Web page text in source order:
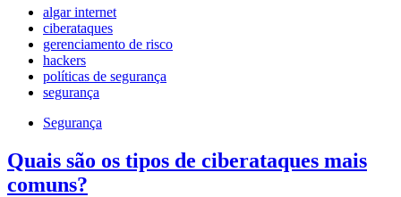
algar internet
ciberataques
gerenciamento de risco
hackers
políticas de segurança
segurança
Segurança
Quais são os tipos de ciberataques mais
comuns?